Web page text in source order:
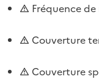
Fréquence
Couverture
Couverture